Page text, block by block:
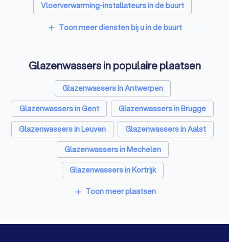
Vloerverwarming-installateurs in de buurt
Airco installateurs in de buurt
Laadpaal installateurs in de buurt
Zonwering specialisten in de buurt
Schrijnwerkers in de buurt
Warmtepomp installateurs in de buurt
Badkamer installateurs in de buurt
Glashandels in de buurt
EPC-keurders in de buurt
Klusjesmannen in de buurt
add Toon meer diensten bij u in de buurt
Glazenwassers in populaire plaatsen
Glazenwassers in Antwerpen
Glazenwassers in Gent
Glazenwassers in Brugge
Glazenwassers in Leuven
Glazenwassers in Aalst
Glazenwassers in Mechelen
Glazenwassers in Kortrijk
Glazenwassers in Hasselt
add Toon meer plaatsen